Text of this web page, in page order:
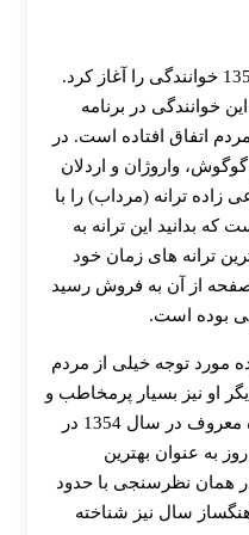
در نهایت شماعی زاده در سال 1352 خوانندگی را آغاز کرد.
خوانندگی در برنامه
اتفاق افتاده است. در
واروژان و اردلان
ترانه (مرداب) را با
که بدانید این ترانه به
ترانه های زمان خود
حتی حدود 198 هزار صفحه از آن به فروش رسید
بوده است.
مورد توجه خیلی از مردم
او نیز بسیار پرمخاطب و
پرطرفدار شدند. حتی این خواننده معروف در سال 1354 در
به عنوان بهترین
همان نظرسنجی با حدود
سال نیز شناخته